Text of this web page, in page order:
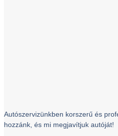
Autószervizünkben korszerű és
hozzánk, és mi megjavítjuk autóját!